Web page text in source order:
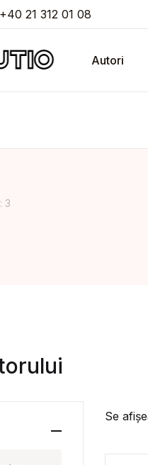
+40 21 312 01 08
Autori
3
Se